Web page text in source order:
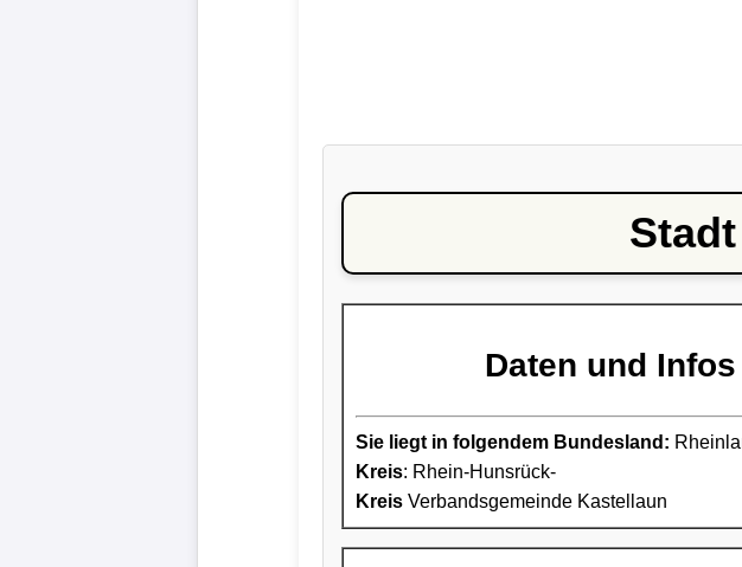
Daten und
Sie liegt in folgendem Bundesland:
Kreis: Rhein-Hunsrück-
Kreis Verbandsgemeinde Kastellaun